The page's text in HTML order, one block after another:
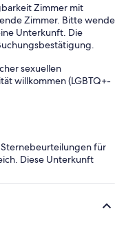
Zimmer mit
Zimmer. Bitte wende
Unterkunft. Die
sexuellen
willkommen (LGBTQ+-
für
Diese Unterkunft